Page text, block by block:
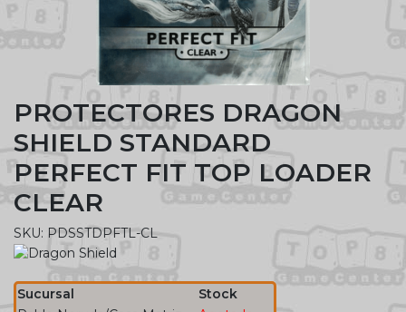
PROTECTORES DRAGON
SHIELD STANDARD
PERFECT FIT TOP LOADER
CLEAR
SKU: PDSSTDPFTL-CL
Sucursal
Stock